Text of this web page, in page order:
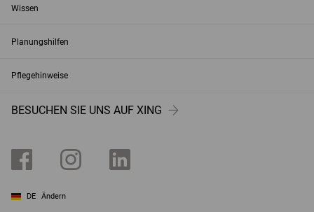
Wissen
Planungshilfen
Pflegehinweise
BESUCHEN SIE UNS AUF XING
DE Ändern